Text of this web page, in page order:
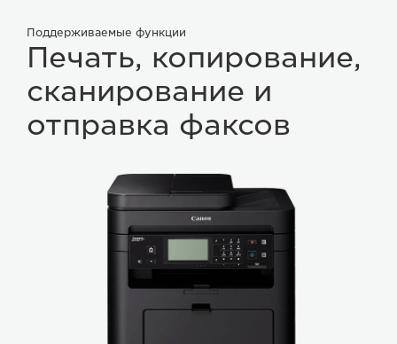
Поддерживаемые функции
Печать, копирование,
сканирование и
отправка факсов